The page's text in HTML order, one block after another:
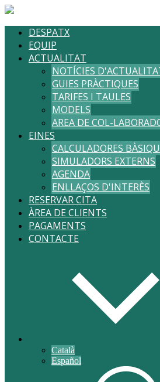
DESPATX
EQUIP
ACTUALITAT
NOTÍCIES
GUIES PRÀCTIQUES
TARIFES I TAULES
MODELS
AREA DE COL-
EINES
CALCULADORES
SIMULADORS EXTERNS
AGENDA
ENLLAÇOS D'INTERÈS
RESERVAR CITA
ÀREA DE CLIENTS
PAGAMENTS
CONTACTE
Català
Español